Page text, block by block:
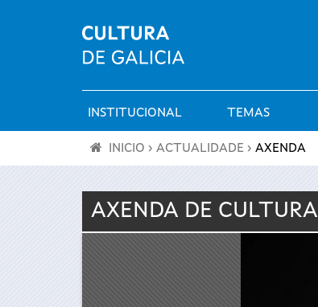
Menú
principal
INSTITUCIONAL TEMAS
está
INICIO › ACTUALIDADE › AXENDA
AXENDA DE CULTURA